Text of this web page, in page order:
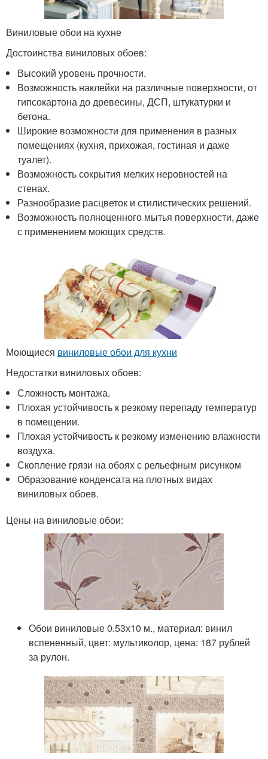
Виниловые обои на кухне
Достоинства виниловых обоев:
Высокий уровень прочности.
Возможность наклейки на различные поверхности, от
гипсокартона до древесины, ДСП, штукатурки и
бетона.
Широкие возможности для применения в разных
помещениях (кухня, прихожая, гостиная и даже
туалет).
Возможность сокрытия мелких неровностей на
стенах.
Разнообразие расцветок и стилистических решений.
Возможность полноценного мытья поверхности, даже
с применением моющих средств.
Моющиеся виниловые обои для кухни
Недостатки виниловых обоев:
Сложность монтажа.
Плохая устойчивость к резкому перепаду температур
в помещении.
Плохая устойчивость к резкому изменению влажности
воздуха.
Скопление грязи на обоях с рельефным рисунком
Образование конденсата на плотных видах
виниловых обоев.
Цены на виниловые обои:
Обои виниловые 0.53х10 м., материал: винил
вспененный, цвет: мультиколор, цена: 187 рублей
за рулон.